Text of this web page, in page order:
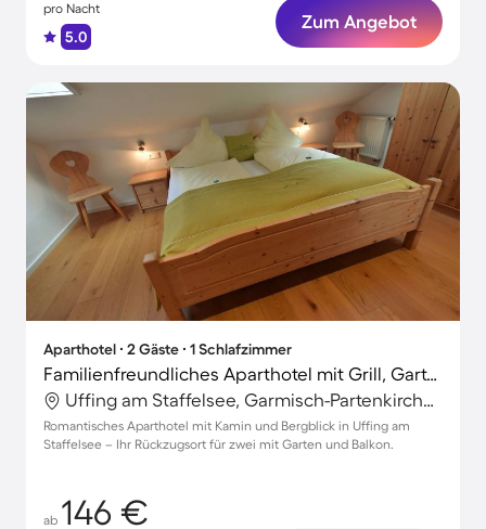
pro Nacht
5.0
Zum Angebot
Aparthotel ∙ 2 Gäste ∙ 1 Schlafzimmer
Familienfreundliches Aparthotel mit Grill, Garten und Terrasse | Bergblick
Uffing am Staffelsee, Garmisch-Partenkirchen, Deutschland
Romantisches Aparthotel mit Kamin und Bergblick in Uffing am
Staffelsee – Ihr Rückzugsort für zwei mit Garten und Balkon.
ab 146 €